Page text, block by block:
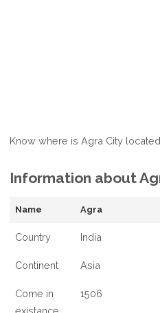
Know where is Agra City
Information about
Name Agra
Country India
Continent Asia
Come in
1506